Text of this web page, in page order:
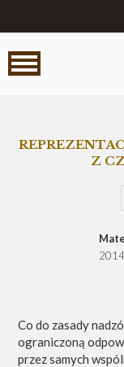
Z
Co do zasady
ograniczoną
przez samych